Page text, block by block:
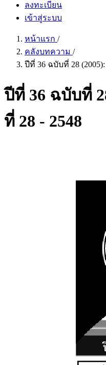
ลงทะเบียน
เข้าสู่ระบบ
หน้าแรก /
คลังบทความ /
ปีที่ 36 ฉบับที่ 28
ปีที่ 36 ฉบับที่
ที่ 28 - 2548